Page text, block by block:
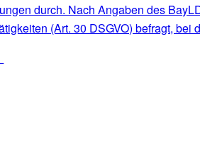
durch. Nach Angaben des
(Art. 30 DSGVO) befragt,